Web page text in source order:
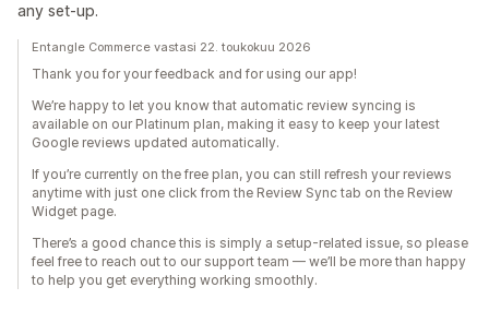
any set-up.
Entangle Commerce vastasi 22. toukokuu 2026
Thank you for your feedback and for using our app!
We’re happy to let you know that automatic review syncing is
available on our Platinum plan, making it easy to keep your latest
Google reviews updated automatically.
If you’re currently on the free plan, you can still refresh your reviews
anytime with just one click from the Review Sync tab on the Review
Widget page.
There’s a good chance this is simply a setup-related issue, so please
feel free to reach out to our support team — we’ll be more than happy
to help you get everything working smoothly.